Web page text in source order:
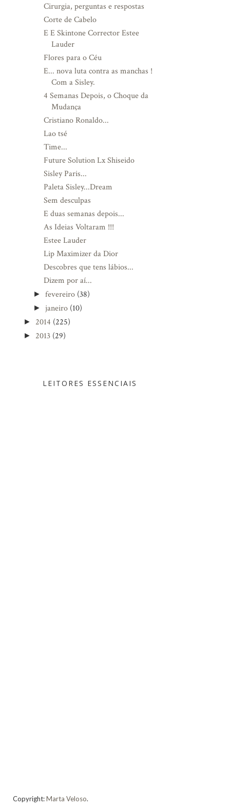
Cirurgia, perguntas e respostas
Corte de Cabelo
E E Skintone Corrector Estee
Lauder
Flores para o Céu
E... nova luta contra as manchas !
Com a Sisley.
4 Semanas Depois, o Choque da
Mudança
Cristiano Ronaldo...
Lao tsé
Time...
Future Solution Lx Shiseido
Sisley Paris...
Paleta Sisley...Dream
Sem desculpas
E duas semanas depois...
As Ideias Voltaram !!!
Estee Lauder
Lip Maximizer da Dior
Descobres que tens lábios...
Dizem por aí...
► fevereiro (38)
► janeiro (10)
► 2014 (225)
► 2013 (29)
LEITORES ESSENCIAIS
Copyright:Marta Veloso.